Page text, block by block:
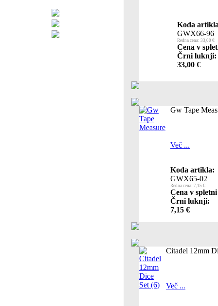
Koda
GWX66-96
Redna cena: 33,00 €
Cena v
Črni luknji:
33,00 €
Gw Tape
Več ...
Koda artikla:
GWX65-02
Redna cena: 7,15 €
Cena v spletni
Črni luknji:
7,15 €
Citadel 12mm
Več ...